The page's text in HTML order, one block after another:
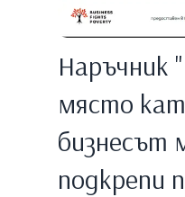
Наръчник
място
бизнесът
подкрепи